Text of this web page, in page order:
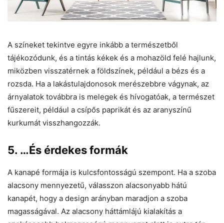
A színeket tekintve egyre inkább a természetből
tájékozódunk, és a tintás kékek és a mohazöld felé hajlunk,
miközben visszatérnek a földszínek, például a bézs és a
rozsda. Ha a lakástulajdonosok merészebbre vágynak, az
árnyalatok továbbra is melegek és hívogatóak, a természet
fűszereit, például a csípős paprikát és az aranyszínű
kurkumát visszhangozzák.
5. …És érdekes formák
A kanapé formája is kulcsfontosságú szempont. Ha a szoba
alacsony mennyezetű, válasszon alacsonyabb hátú
kanapét, hogy a design arányban maradjon a szoba
magasságával. Az alacsony háttámlájú kialakítás a